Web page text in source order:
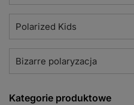
Polarized Kids
Bizarre polaryzacja
Kategorie produktowe